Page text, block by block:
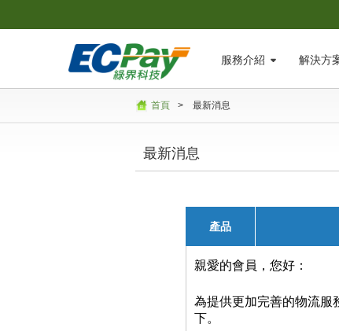
服務介紹 解決方
首頁 > 最新消息
最新消息
產品
親愛的會員，您好：
為提供更加完善的物流服
下。